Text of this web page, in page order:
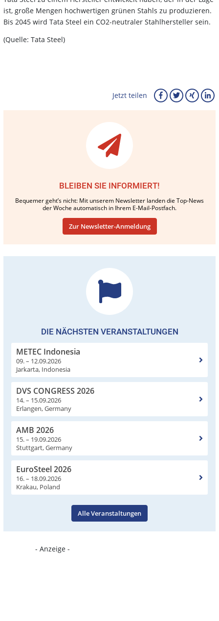
ist, große Mengen hochwertigen grünen Stahls zu produzieren.
Bis 2045 wird Tata Steel ein CO2-neutraler Stahlhersteller sein.
(Quelle: Tata Steel)
Jetzt teilen
BLEIBEN SIE INFORMIERT!
Bequemer geht’s nicht: Mit unserem Newsletter landen die Top-News
der Woche automatisch in Ihrem E-Mail-Postfach.
Zur Newsletter-Anmeldung
DIE NÄCHSTEN VERANSTALTUNGEN
METEC Indonesia
09. – 12.09.2026
Jarkarta, Indonesia
DVS CONGRESS 2026
14. – 15.09.2026
Erlangen, Germany
AMB 2026
15. – 19.09.2026
Stuttgart, Germany
EuroSteel 2026
16. – 18.09.2026
Krakau, Poland
Alle Veranstaltungen
- Anzeige -